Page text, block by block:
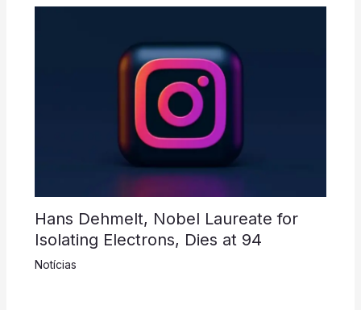
Hans Dehmelt, Nobel Laureate for
Isolating Electrons, Dies at 94
Notícias